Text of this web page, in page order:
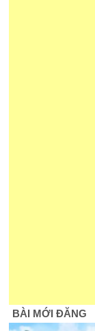
BÀI MỚI ĐĂNG